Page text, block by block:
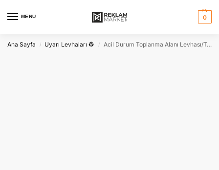
MENU 0
Ana Sayfa / Uyarı Levhaları 👷 / Acil Durum Toplanma Alanı Levhası/Tabelası | Güvenlik İşareti